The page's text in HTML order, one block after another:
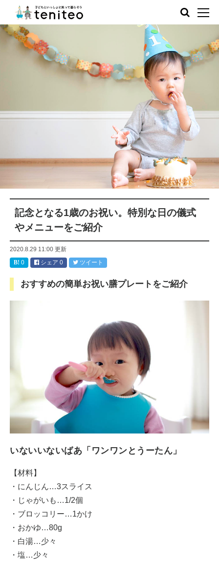
記念となる1歳のお祝い。特別な日の儀式
やメニューをご紹介
2020.8.29 11:00 更新
0
シェア 0 ツイート
おすすめの簡単お祝い膳プレートをご紹介
いないいないばあ「ワンワンとうーたん」
【材料】
・にんじん…3スライス
・じゃがいも…1/2個
・ブロッコリー…1かけ
・おかゆ…80g
・白湯…少々
・塩…少々